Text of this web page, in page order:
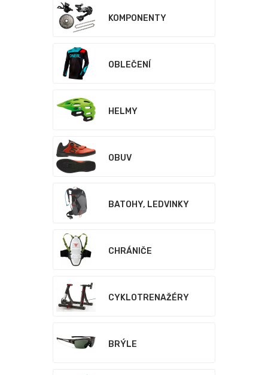
KOMPONENTY
OBLEČENÍ
HELMY
OBUV
BATOHY, LEDVINKY
CHRÁNIČE
CYKLOTRENAŽÉRY
BRÝLE